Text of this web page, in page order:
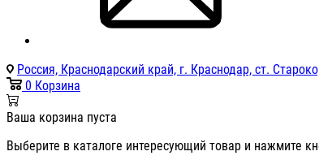
Россия, Краснодарский край, г. Краснодар, ст.
0 Корзина
Ваша корзина пуста
Выберите в каталоге интересующий товар и нажмите